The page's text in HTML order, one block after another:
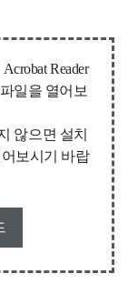
Reader
일을 열어보
않으면 설치
보시기 바랍